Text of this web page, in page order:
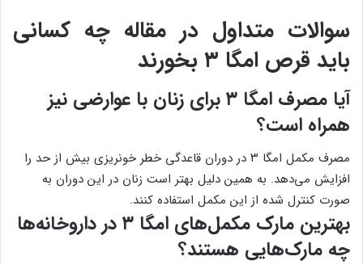
سوالات متداول در مقاله چه کسانی
باید قرص امگا ۳ بخورند
آیا مصرف امگا ۳ برای زنان با عوارضی نیز
همراه است؟
مصرف مکمل امگا ۳ در دوران قاعدگی خطر خونریزی بیش از حد را
افزایش می‌دهد. به همین دلیل بهتر است زنان در این دوران به
صورت کنترل شده از این مکمل استفاده کنند.
بهترین مارک مکمل‌های امگا ۳ در داروخانه‌ها
چه مارک‌هایی هستند؟